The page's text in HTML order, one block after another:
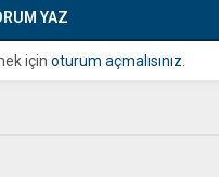
YAZ
için oturum açmalısınız